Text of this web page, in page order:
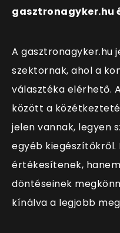
gasztronagyker.hu
A gasztronagyker.hu
szektornak, ahol a
választéka elérhető.
között a
jelen vannak, legyen
egyéb
értékesítenek,
döntéseinek
kínálva a legjobb